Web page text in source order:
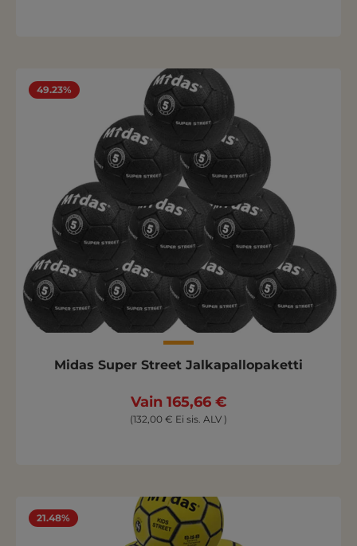
49.23%
Midas Super Street Jalkapallopaketti
Vain 165,66 €
(132,00 € Ei sis. ALV )
21.48%